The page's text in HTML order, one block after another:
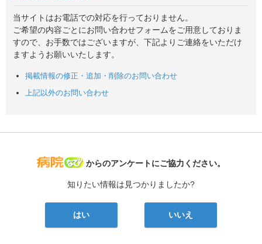
当サイトはお電話での対応を行っておりません。
ご希望の内容ごとにお問い合わせフォームをご用意しておりま
すので、お手数ではございますが、下記よりご連絡をいただけ
ますようお願いいたします。
掲載情報の修正・追加・削除のお問い合わせ
上記以外のお問い合わせ
病院なび
からのアンケートにご協力ください。
知りたい情報は見つかりましたか?
はい いいえ